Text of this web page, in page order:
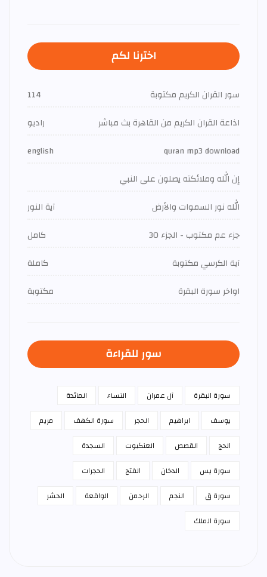
اخترنا لكم
سور القران الكريم مكتوبة
114
اذاعة القران الكريم من القاهرة بث مباشر
راديو
quran mp3 download
english
إن الله وملائكته يصلون على النبي
الله نور السموات والأرض
آية النور
جزء عم مكتوب - الجزء 30
كامل
آية الكرسي مكتوبة
كاملة
اواخر سورة البقرة
مكتوبة
سور للقراءة
سورة البقرة آل عمران النساء
المائدة
يوسف
ابراهيم الحجر سورة الكهف
مريم
الحج
القصص العنكبوت
السجدة
سورة يس
الدخان الفتح
الحجرات
سورة ق
النجم الرحمن الواقعة
الحشر
سورة الملك